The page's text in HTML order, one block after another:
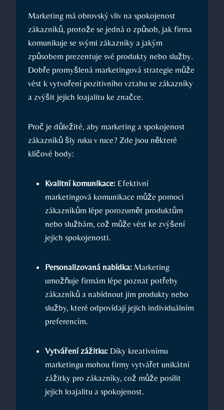
Marketing má obrovský vliv na spokojenost
zákazníků, protože se jedná o způsob, jak firma
komunikuje se svými zákazníky a jakým
způsobem prezentuje své produkty nebo služby.
Dobře promyšlená marketingová strategie může
vést k vytvoření pozitivního vztahu se zákazníky
a zvýšit jejich loajalitu ke značce.
Proč je důležité, aby marketing a spokojenost
zákazníků šly ruku v ruce? Zde jsou některé
klíčové body:
Kvalitní komunikace: Efektivní
marketingová komunikace může pomoci
zákazníkům lépe porozumět produktům
nebo službám, což může vést ke zvýšení
jejich spokojenosti.
Personalizovaná nabídka: Marketing
umožňuje firmám lépe poznat potřeby
zákazníků a nabídnout jim produkty nebo
služby, které odpovídají jejich individuálním
preferencím.
Vytváření zážitku: Díky kreativnímu
marketingu mohou firmy vytvářet unikátní
zážitky pro zákazníky, což může posílit
jejich loajalitu a spokojenost.